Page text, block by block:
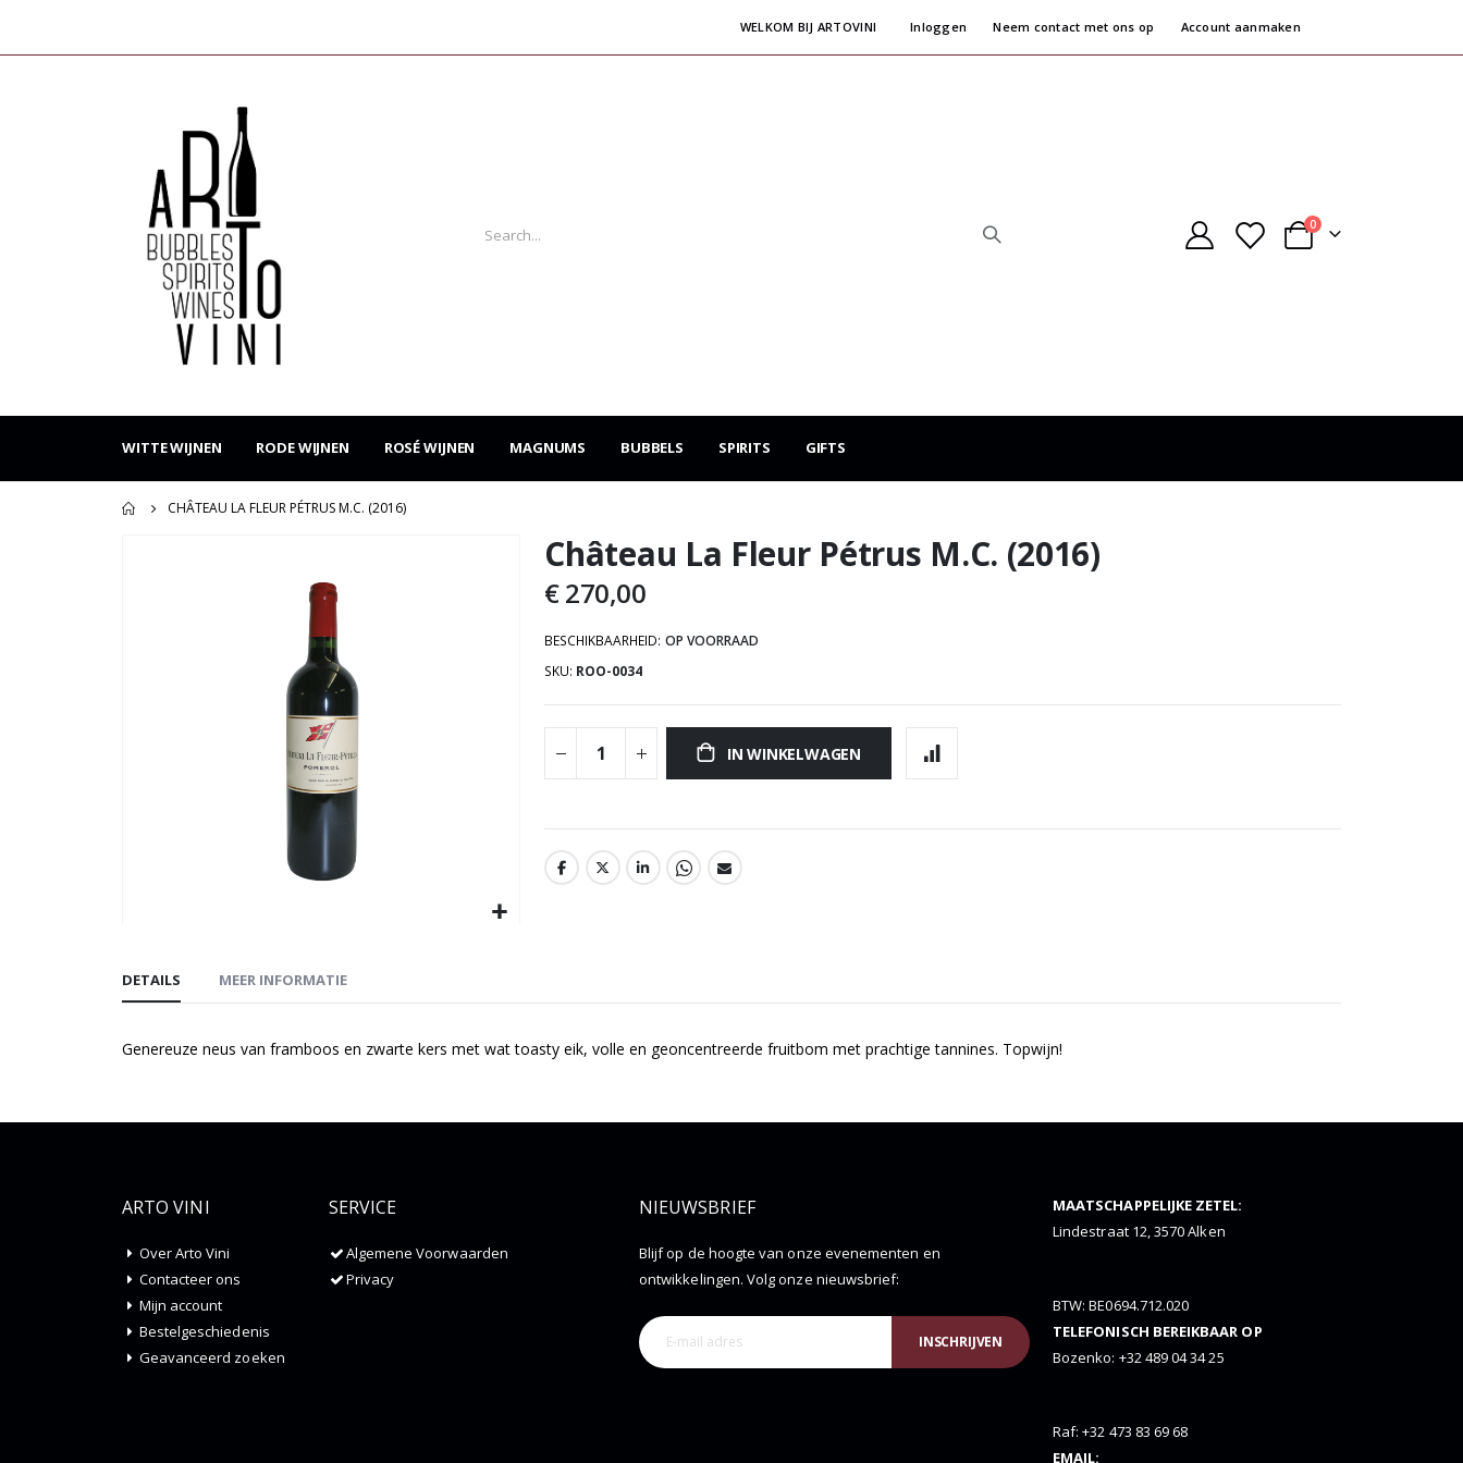
WELKOM BIJ ARTOVINI Inloggen Neem contact met ons op Account aanmaken
Cart
0producten
WITTE WIJNEN RODE WIJNEN ROSÉ WIJNEN MAGNUMS BUBBELS SPIRITS GIFTS
CHÂTEAU LA FLEUR PÉTRUS M.C. (2016)
naar
afbeeldingen-
gallerij
Château La Fleur Pétrus M.C. (2016)
€ 270,00
BESCHIKBAARHEID: OP VOORRAAD
SKU ROO-0034
IN WINKELWAGEN
DETAILS
Genereuze neus van framboos en zwarte kers met wat toasty eik, volle en geoncentreerde fruitbom met prachtige tannines. Topwijn!
MEER INFORMATIE
ARTO VINI
Over Arto Vini
Contacteer ons
Mijn account
Bestelgeschiedenis
Geavanceerd zoeken
SERVICE
Algemene Voorwaarden
Privacy
NIEUWSBRIEF
Blijf op de hoogte van onze evenementen en
ontwikkelingen. Volg onze nieuwsbrief:
INSCHRIJVEN
MAATSCHAPPELIJKE ZETEL:
Lindestraat 12, 3570 Alken
BTW: BE0694.712.020
TELEFONISCH BEREIKBAAR OP
Bozenko: +32 489 04 34 25
Raf: +32 473 83 69 68
EMAIL: